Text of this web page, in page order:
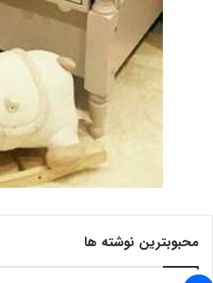
محبوبترین نوشته ها